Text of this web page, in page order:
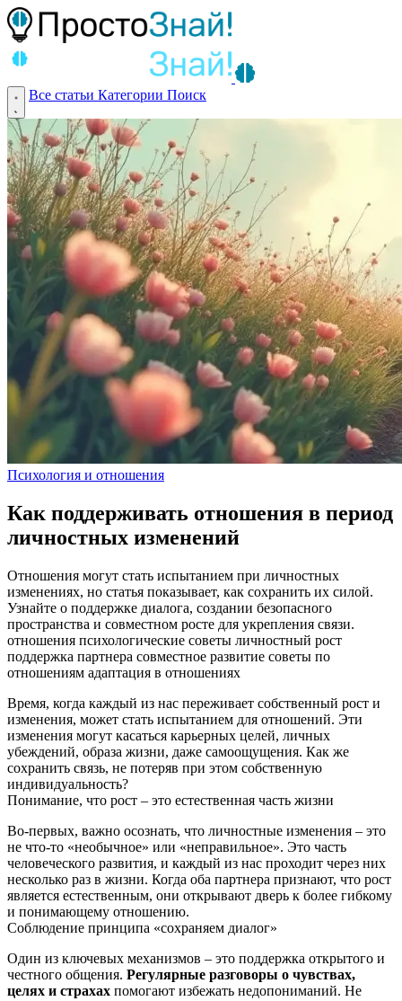
Все статьи Категории Поиск
Психология и отношения
Как поддерживать отношения в период
личностных изменений
Отношения могут стать испытанием при личностных
изменениях, но статья показывает, как сохранить их силой.
Узнайте о поддержке диалога, создании безопасного
пространства и совместном росте для укрепления связи.
отношения психологические советы личностный рост
поддержка партнера совместное развитие советы по
отношениям адаптация в отношениях
Время, когда каждый из нас переживает собственный рост и
изменения, может стать испытанием для отношений. Эти
изменения могут касаться карьерных целей, личных
убеждений, образа жизни, даже самоощущения. Как же
сохранить связь, не потеряв при этом собственную
индивидуальность?
Понимание, что рост – это естественная часть жизни
Во-первых, важно осознать, что личностные изменения – это
не что-то «необычное» или «неправильное». Это часть
человеческого развития, и каждый из нас проходит через них
несколько раз в жизни. Когда оба партнера признают, что рост
является естественным, они открывают дверь к более гибкому
и понимающему отношению.
Соблюдение принципа «сохраняем диалог»
Один из ключевых механизмов – это поддержка открытого и
честного общения. Регулярные разговоры о чувствах,
целях и страхах помогают избежать недопониманий. Не